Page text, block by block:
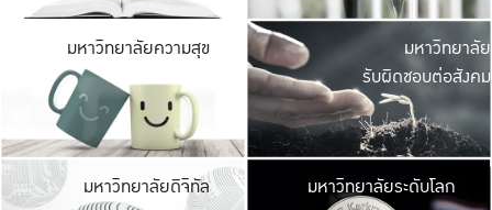
มหาวิทยาลัยความสุข มหาวิ
ค
เปิดประ
และพบเรื่องราวใ
มหาวิทยาลัย
รับผิดชอบต่อสังคม
มหาวิทยาลัยดิจิทัล มหาวิ
มหาวิทยาลัยระดับโลก